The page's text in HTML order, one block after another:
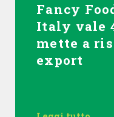
Fancy
Italy vale
mette a
export